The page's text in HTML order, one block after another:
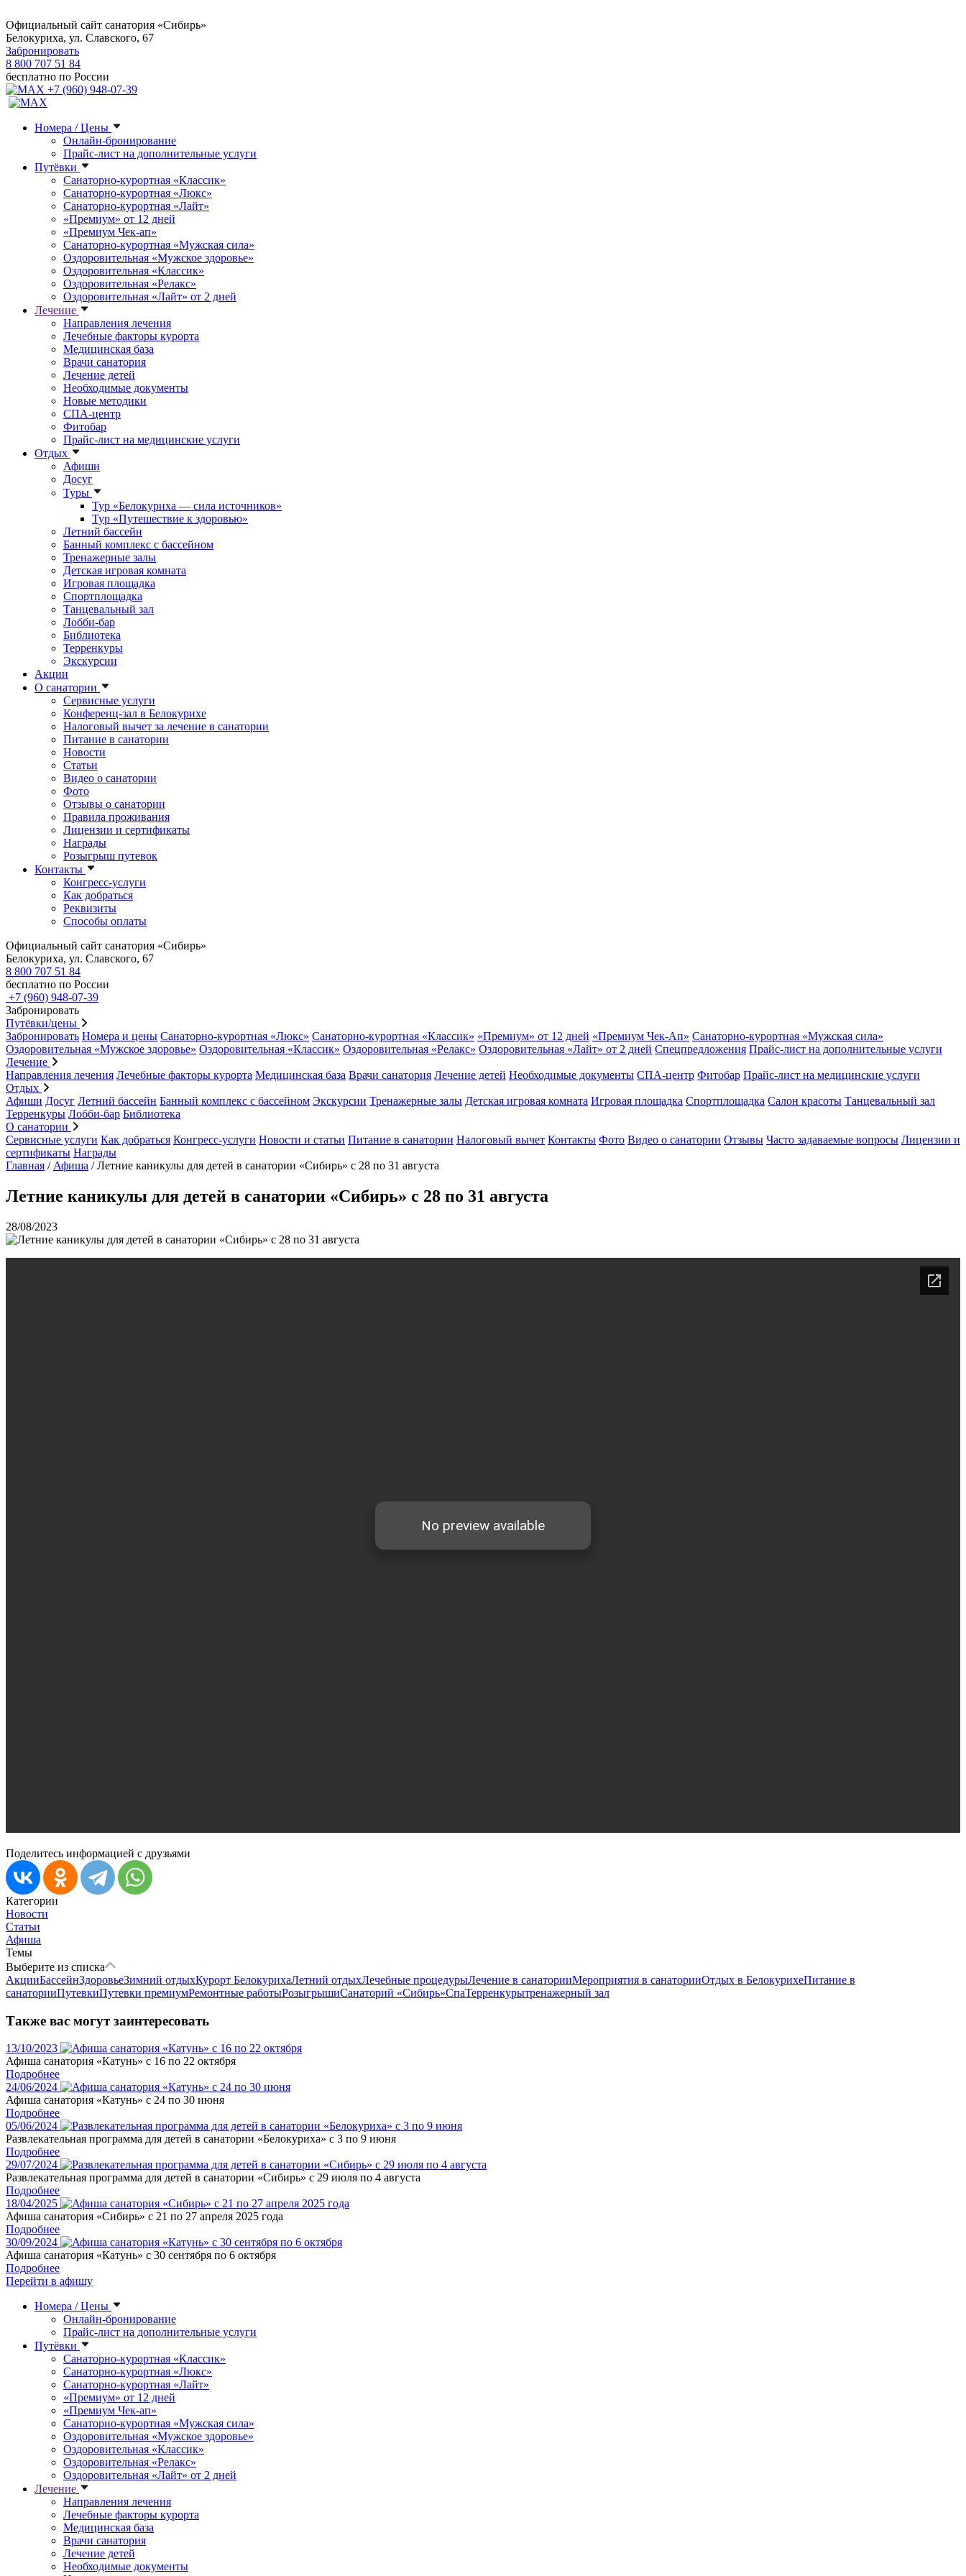
Официальный сайт санатория «Сибирь»
Белокуриха, ул. Славского, 67
Забронировать
8 800 707 51 84
бесплатно по России
+7 (960) 948-07-39
Номера / Цены
Онлайн-бронирование
Прайс-лист на дополнительные услуги
Путёвки
Санаторно-курортная «Классик»
Санаторно-курортная «Люкс»
Санаторно-курортная «Лайт»
«Премиум» от 12 дней
«Премиум Чек-ап»
Санаторно-курортная «Мужская сила»
Оздоровительная «Мужское здоровье»
Оздоровительная «Классик»
Оздоровительная «Релакс»
Оздоровительная «Лайт» от 2 дней
Лечение
Направления лечения
Лечебные факторы курорта
Медицинская база
Врачи санатория
Лечение детей
Необходимые документы
Новые методики
СПА-центр
Фитобар
Прайс-лист на медицинские услуги
Отдых
Афиши
Досуг
Туры
Тур «Белокуриха — сила источников»
Тур «Путешествие к здоровью»
Летний бассейн
Банный комплекс с бассейном
Тренажерные залы
Детская игровая комната
Игровая площадка
Спортплощадка
Танцевальный зал
Лобби-бар
Библиотека
Терренкуры
Экскурсии
Акции
О санатории
Сервисные услуги
Конференц-зал в Белокурихе
Налоговый вычет за лечение в санатории
Питание в санатории
Новости
Статьи
Видео о санатории
Фото
Отзывы о санатории
Правила проживания
Лицензии и сертификаты
Награды
Розыгрыш путевок
Контакты
Конгресс-услуги
Как добраться
Реквизиты
Способы оплаты
Официальный сайт санатория «Сибирь»
Белокуриха, ул. Славского, 67
8 800 707 51 84
бесплатно по России
+7 (960) 948-07-39
Забронировать
Путёвки/цены
Забронировать Номера и цены Санаторно-курортная «Люкс» Санаторно-курортная «Классик» «Премиум» от 12 дней «Премиум Чек-Ап» Санаторно-курортная «Мужская сила»
Оздоровительная «Мужское здоровье» Оздоровительная «Классик» Оздоровительная «Релакс» Оздоровительная «Лайт» от 2 дней Спецпредложения Прайс-лист на дополнительные услуги
Лечение
Направления лечения Лечебные факторы курорта Медицинская база Врачи санатория Лечение детей Необходимые документы СПА-центр Фитобар Прайс-лист на медицинские услуги
Отдых
Афиши Досуг Летний бассейн Банный комплекс с бассейном Экскурсии Тренажерные залы Детская игровая комната Игровая площадка Спортплощадка Салон красоты Танцевальный зал
Терренкуры Лобби-бар Библиотека
О санатории
Сервисные услуги Как добраться Конгресс-услуги Новости и статьи Питание в санатории Налоговый вычет Контакты Фото Видео о санатории Отзывы Часто задаваемые вопросы Лицензии и
сертификаты Награды
Главная / Афиша /Летние каникулы для детей в санатории «Сибирь» с 28 по 31 августа
Летние каникулы для детей в санатории «Сибирь» с 28 по 31 августа
28/08/2023
Поделитесь информацией с друзьями
Категории
Новости
Статьи
Афиша
Темы
Выберите из списка
АкцииБассейнЗдоровьеЗимний отдыхКурорт БелокурихаЛетний отдыхЛечебные процедурыЛечение в санаторииМероприятия в санаторииОтдых в БелокурихеПитание в
санаторииПутевкиПутевки премиумРемонтные работыРозыгрышиСанаторий «Сибирь»СпаТерренкурытренажерный зал
Также вас могут заинтересовать
13/10/2023
Афиша санатория «Катунь» с 16 по 22 октября
Подробнее
24/06/2024
Афиша санатория «Катунь» с 24 по 30 июня
Подробнее
05/06/2024
Развлекательная программа для детей в санатории «Белокуриха» с 3 по 9 июня
Подробнее
29/07/2024
Развлекательная программа для детей в санатории «Сибирь» с 29 июля по 4 августа
Подробнее
18/04/2025
Афиша санатория «Сибирь» с 21 по 27 апреля 2025 года
Подробнее
30/09/2024
Афиша санатория «Катунь» с 30 сентября по 6 октября
Подробнее
Перейти в афишу
Номера / Цены
Онлайн-бронирование
Прайс-лист на дополнительные услуги
Путёвки
Санаторно-курортная «Классик»
Санаторно-курортная «Люкс»
Санаторно-курортная «Лайт»
«Премиум» от 12 дней
«Премиум Чек-ап»
Санаторно-курортная «Мужская сила»
Оздоровительная «Мужское здоровье»
Оздоровительная «Классик»
Оздоровительная «Релакс»
Оздоровительная «Лайт» от 2 дней
Лечение
Направления лечения
Лечебные факторы курорта
Медицинская база
Врачи санатория
Лечение детей
Необходимые документы